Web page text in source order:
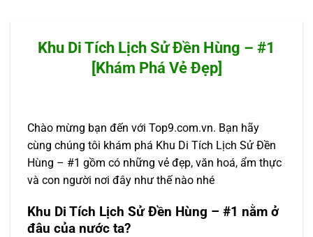
Khu Di Tích Lịch Sử Đền Hùng – #1
[Khám Phá Vẻ Đẹp]
Chào mừng bạn đến với Top9.com.vn. Bạn hãy
cùng chúng tôi khám phá Khu Di Tích Lịch Sử Đền
Hùng – #1 gồm có những vẻ đẹp, văn hoá, ẩm thực
và con người nơi đây như thế nào nhé
Khu Di Tích Lịch Sử Đền Hùng – #1 nằm ở
đâu của nước ta?